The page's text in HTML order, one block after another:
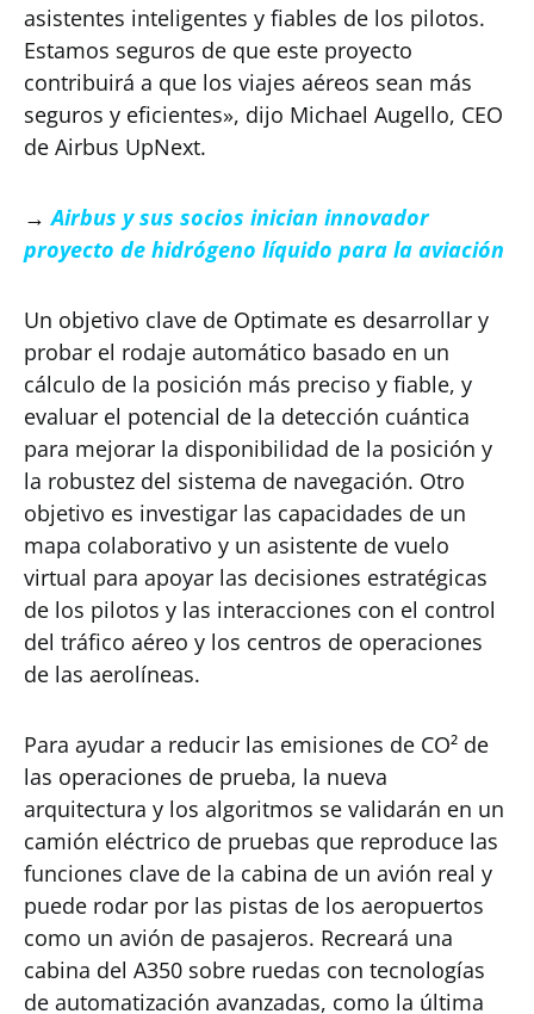
asistentes inteligentes y fiables de los pilotos.
Estamos seguros de que este proyecto
contribuirá a que los viajes aéreos sean más
seguros y eficientes», dijo Michael Augello, CEO
de Airbus UpNext.
→Airbus y sus socios inician innovador
proyecto de hidrógeno líquido para la aviación
Un objetivo clave de Optimate es desarrollar y
probar el rodaje automático basado en un
cálculo de la posición más preciso y fiable, y
evaluar el potencial de la detección cuántica
para mejorar la disponibilidad de la posición y
la robustez del sistema de navegación. Otro
objetivo es investigar las capacidades de un
mapa colaborativo y un asistente de vuelo
virtual para apoyar las decisiones estratégicas
de los pilotos y las interacciones con el control
del tráfico aéreo y los centros de operaciones
de las aerolíneas.
Para ayudar a reducir las emisiones de CO² de
las operaciones de prueba, la nueva
arquitectura y los algoritmos se validarán en un
camión eléctrico de pruebas que reproduce las
funciones clave de la cabina de un avión real y
puede rodar por las pistas de los aeropuertos
como un avión de pasajeros. Recreará una
cabina del A350 sobre ruedas con tecnologías
de automatización avanzadas, como la última